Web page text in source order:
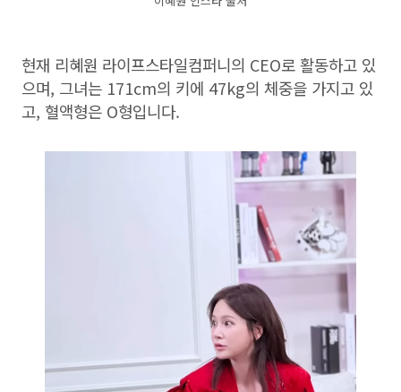
현재 리혜원 라이프스타일컴퍼니의 CEO로 활동하고 있
으며, 그녀는 171cm의 키에 47kg의 체중을 가지고 있
고, 혈액형은 O형입니다.